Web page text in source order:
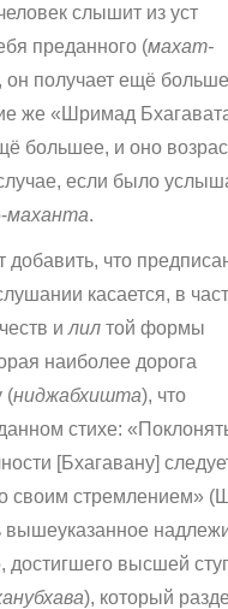
слышит из уст
преданного (махат-
он получает ещё
же «Шримад
большее, и оно
если было
маханта.
добавить, что
касается, в
и лил той формы
наиболее дорога
(ниджабхишта), что
стихе:
[Бхагавану]
своим стремлением»
достигшего высшей
), который